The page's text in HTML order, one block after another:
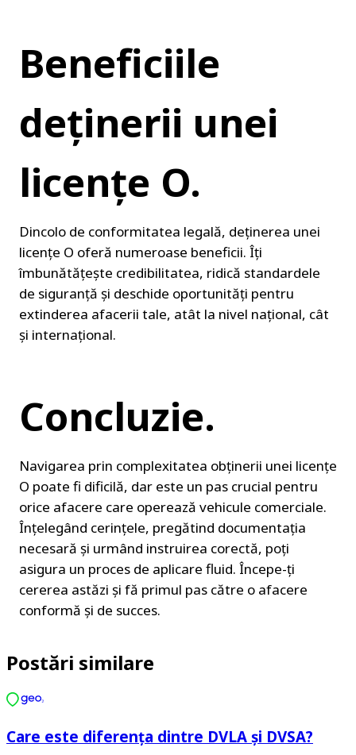
Beneficiile
deținerii unei
licențe O.
Dincolo de conformitatea legală, deținerea unei
licențe O oferă numeroase beneficii. Îți
îmbunătățește credibilitatea, ridică standardele
de siguranță și deschide oportunități pentru
extinderea afacerii tale, atât la nivel național, cât
și internațional.
Concluzie.
Navigarea prin complexitatea obținerii unei licențe
O poate fi dificilă, dar este un pas crucial pentru
orice afacere care operează vehicule comerciale.
Înțelegând cerințele, pregătind documentația
necesară și urmând instruirea corectă, poți
asigura un proces de aplicare fluid. Începe-ți
cererea astăzi și fă primul pas către o afacere
conformă și de succes.
Postări similare
Care este diferența dintre DVLA și DVSA?